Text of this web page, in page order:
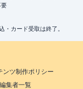
カード受取は終了。
ンツ制作ポリシー
編集者一覧